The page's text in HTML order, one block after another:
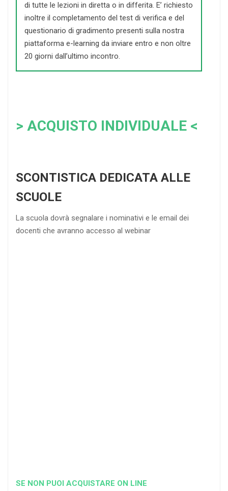
di tutte le lezioni in diretta o in differita. E’ richiesto
inoltre il completamento del test di verifica e del
questionario di gradimento presenti sulla nostra
piattaforma e-learning da inviare entro e non oltre
20 giorni dall’ultimo incontro.
> ACQUISTO INDIVIDUALE <
SCONTISTICA DEDICATA ALLE
SCUOLE
La scuola dovrà segnalare i nominativi e le email dei
docenti che avranno accesso al webinar
SE NON PUOI ACQUISTARE ON LINE